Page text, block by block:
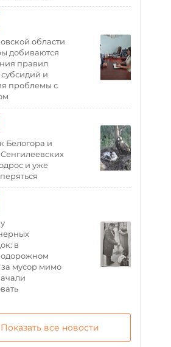
области
добиваются
правил
и
проблемы с
Белогора и
Сенгилеевских
и уже
в
мусор мимо
Показать все новости